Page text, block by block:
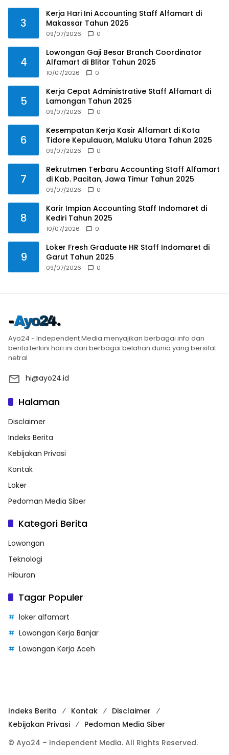
3
Kerja Hari Ini Accounting Staff Alfamart di
Makassar Tahun 2025
09/07/2026 0
4
Lowongan Gaji Besar Branch Coordinator
Alfamart di Blitar Tahun 2025
10/07/2026 0
5
Kerja Cepat Administrative Staff Alfamart di
Lamongan Tahun 2025
09/07/2026 0
6
Kesempatan Kerja Kasir Alfamart di Kota
Tidore Kepulauan, Maluku Utara Tahun 2025
09/07/2026 0
7
Rekrutmen Terbaru Accounting Staff Alfamart
di Kab. Pacitan, Jawa Timur Tahun 2025
09/07/2026 0
8
Karir Impian Accounting Staff Indomaret di
Kediri Tahun 2025
10/07/2026 0
9
Loker Fresh Graduate HR Staff Indomaret di
Garut Tahun 2025
09/07/2026 0
Ayo24 - Independent Media menyajikan berbagai info dan
berita terkini hari ini dari berbagai belahan dunia yang bersifat
netral
hi@ayo24.id
Halaman
Disclaimer
Indeks Berita
Kebijakan Privasi
Kontak
Loker
Pedoman Media Siber
Kategori Berita
Lowongan
Teknologi
Hiburan
Tagar Populer
loker alfamart
Lowongan Kerja Banjar
Lowongan Kerja Aceh
Indeks Berita Kontak
Disclaimer
Kebijakan Privasi
Pedoman Media Siber
© Ayo24 – Independent Media. All Rights Reserved.